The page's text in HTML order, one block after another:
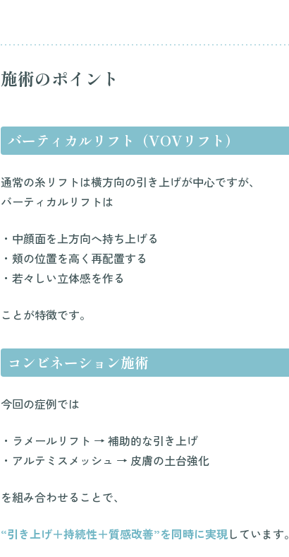
施術のポイント
バーティカルリフト（VOVリフト）
通常の糸リフトは横方向の引き上げが中心ですが、
バーティカルリフトは
・中顔面を上方向へ持ち上げる
・頬の位置を高く再配置する
・若々しい立体感を作る
ことが特徴です。
コンビネーション施術
今回の症例では
・ラメールリフト → 補助的な引き上げ
・アルテミスメッシュ → 皮膚の土台強化
を組み合わせることで、
“引き上げ＋持続性＋質感改善”を同時に実現しています。